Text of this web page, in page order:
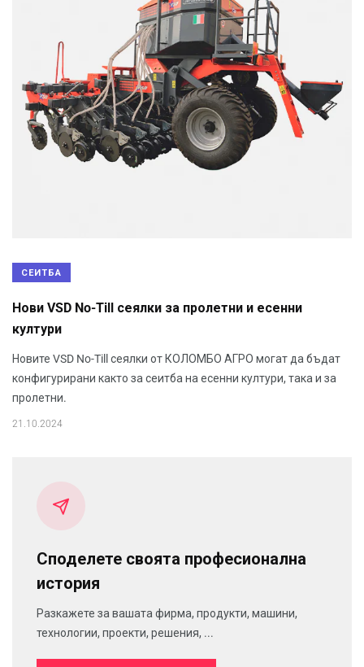
СЕИТБА
Нови VSD No-Till сеялки за пролетни и есенни
култури
Новите VSD No-Till сеялки от КОЛОМБО АГРО могат да бъдат
конфигурирани както за сеитба на есенни култури, така и за
пролетни.
21.10.2024
Споделете своята професионална
история
Разкажете за вашата фирма, продукти, машини,
технологии, проекти, решения, ...